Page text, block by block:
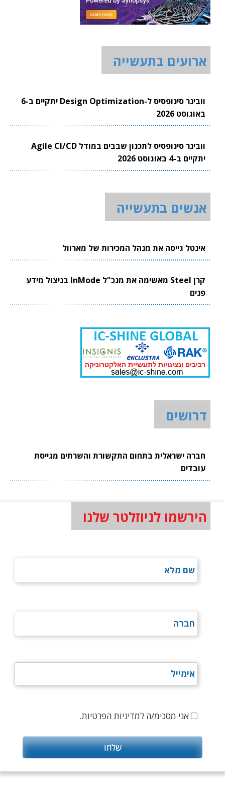
ארועים בתעשייה
וובינר סינופסיס ל-Design Optimization יתקיים ב-6
באוגוסט 2026
וובינר סינופסיס לתכנון שבבים במודל Agile CI/CD
יתקיים ב-4 באוגוסט 2026
אנשים בתעשייה
אינטל גייסה את מנהל המכירות של מארוול
קרן Steel מאשימה את מנכ"ל InMode בניצול מידע
פנים
דרושים
חברה ישראלית בתחום התקשורת והשרתים מגייסת
עובדים
הירשמו לניוזלטר שלנו
אני מסכימ/ה למדיניות הפרטיות.